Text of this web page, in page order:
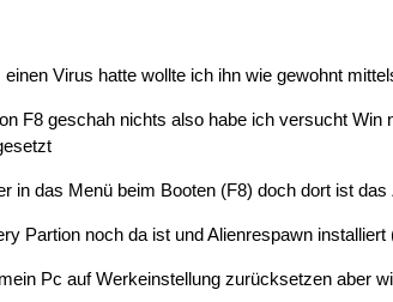
Virus hatte wollte ich ihn wie gewohnt
F8 geschah nichts also habe ich versucht
in das Menü beim Booten (F8) doch dort ist
Partion noch da ist und Alienrespawn
Pc auf Werkeinstellung zurücksetzen aber